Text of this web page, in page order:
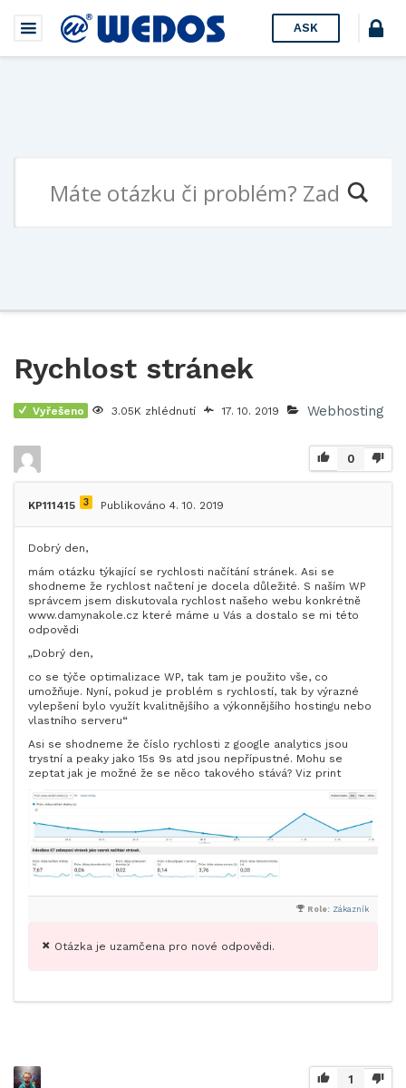
ASK
Rychlost stránek
Vyřešeno 3.05K zhlédnutí 17. 10. 2019 Webhosting
0
KP111415 3 Publikováno 4. 10. 2019
Dobrý den,
mám otázku týkající se rychlosti načítání stránek. Asi se
shodneme že rychlost načtení je docela důležité. S naším WP
správcem jsem diskutovala rychlost našeho webu konkrétně
www.damynakole.cz které máme u Vás a dostalo se mi této
odpovědi
„Dobrý den,
co se týče optimalizace WP, tak tam je použito vše, co
umožňuje. Nyní, pokud je problém s rychlostí, tak by výrazné
vylepšení bylo využít kvalitnějšího a výkonnějšího hostingu nebo
vlastního serveru“
Asi se shodneme že číslo rychlosti z google analytics jsou
trystní a peaky jako 15s 9s atd jsou nepřípustné. Mohu se
zeptat jak je možné že se něco takového stává? Viz print
Role: Zákazník
Otázka je uzamčena pro nové odpovědi.
1